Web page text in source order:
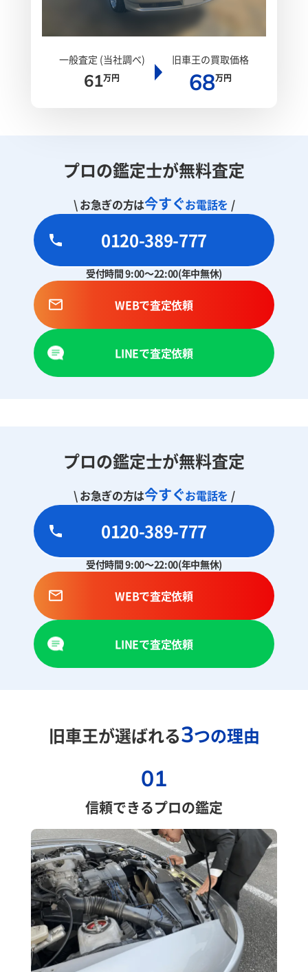
一般査定 (当社調べ)
61万円
旧車王の買取価格
68万円
プロの鑑定士が無料査定
\ お急ぎの方は今すぐお電話を /
0120-389-777
受付時間 9:00～22:00(年中無休)
WEBで査定依頼
LINEで査定依頼
プロの鑑定士が無料査定
\ お急ぎの方は今すぐお電話を /
0120-389-777
受付時間 9:00～22:00(年中無休)
WEBで査定依頼
LINEで査定依頼
旧車王が選ばれる3つの理由
01
信頼できるプロの鑑定